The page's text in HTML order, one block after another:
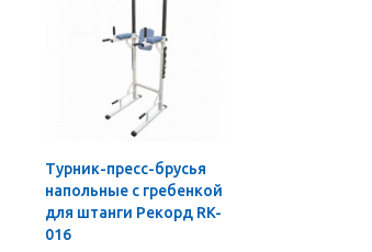
Турник-пресс-брусья
напольные с гребенкой
для штанги Рекорд RK-
016